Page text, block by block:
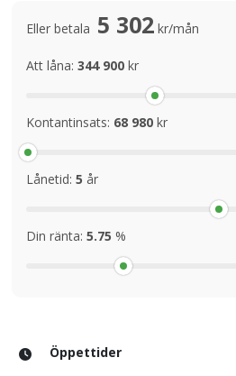
Eller betala 5 302 kr/mån
Att låna: 344 900 kr
Kontantinsats: 68 980 kr
Lånetid: 5 år
Din ränta: 5.75 %
Öppettider